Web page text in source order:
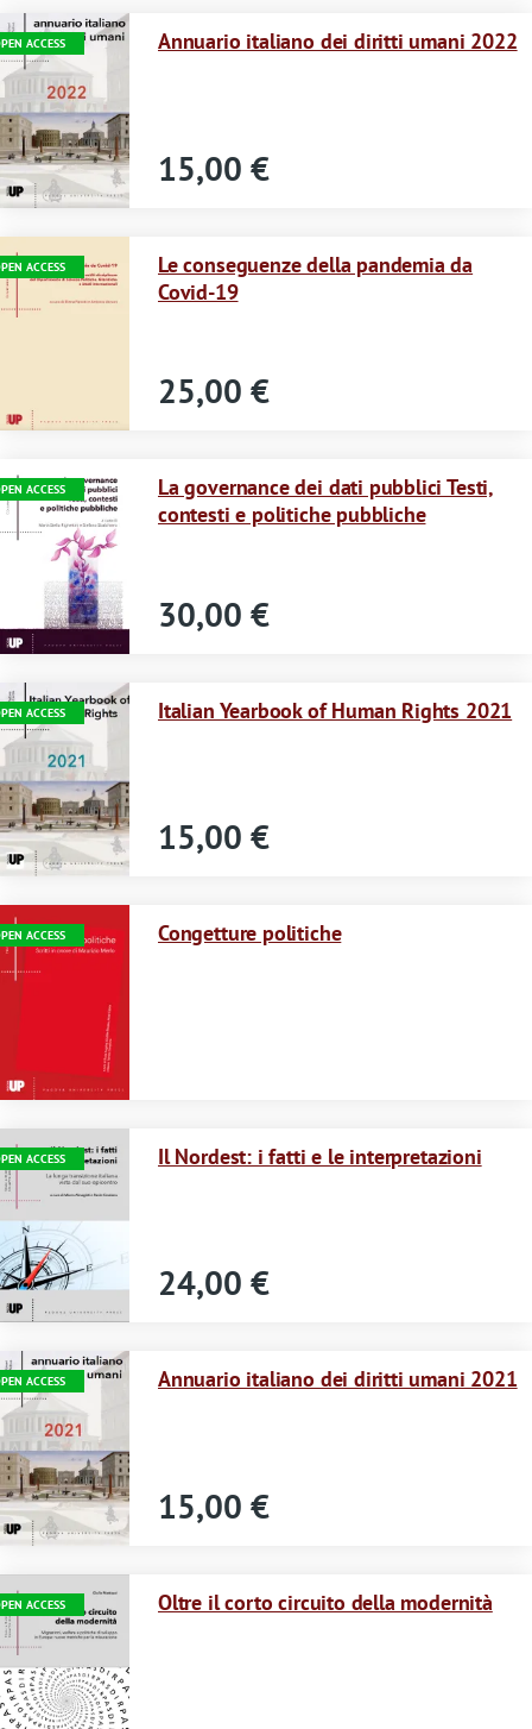
ACCESS
Immagine Annuario italiano dei diritti umani 2022
15,00 €
ACCESS
Immagine
Le conseguenze della pandemia da
Covid-19
25,00 €
ACCESS
Immagine
La governance dei dati pubblici Testi,
contesti e politiche pubbliche
30,00 €
ACCESS
Immagine Italian Yearbook of Human Rights 2021
15,00 €
ACCESS
Immagine Congetture politiche
ACCESS
Immagine Il Nordest: i fatti e le interpretazioni
24,00 €
ACCESS
Immagine Annuario italiano dei diritti umani 2021
15,00 €
ACCESS
Immagine Oltre il corto circuito della modernità